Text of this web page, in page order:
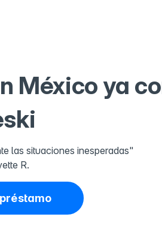
México ya
las situaciones inesperadas"
R.